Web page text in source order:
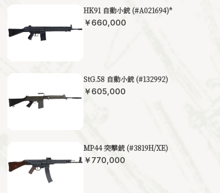
HK91 自動小銃 (#A021694)*
￥660,000
StG.58 自動小銃 (#132992)
￥605,000
MP44 突撃銃 (#3819H/XE)
￥770,000